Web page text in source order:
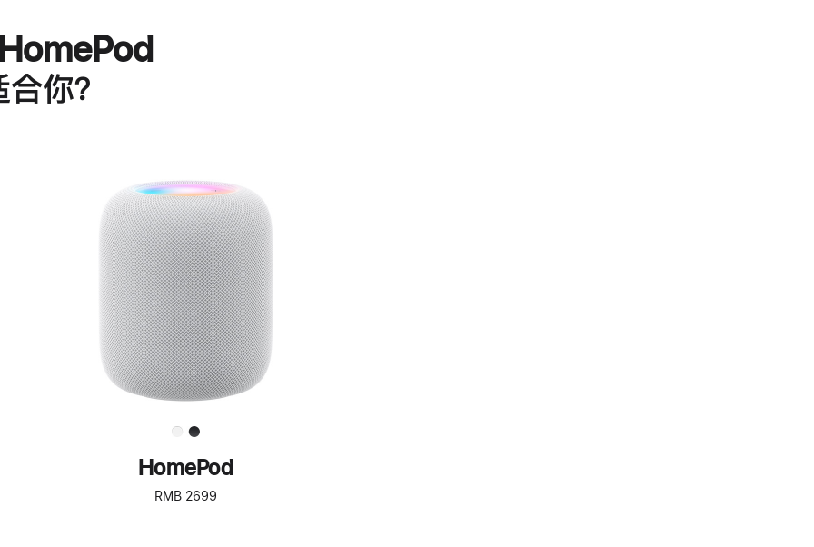
你？
进
一
步
了
解
HomePod<
HomePod
RMB 2699